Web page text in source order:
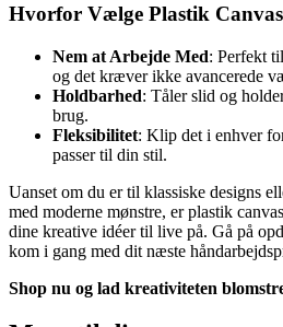
Hvorfor Vælge Plastik
Nem at Arbejde Med: Perfekt
og det kræver ikke avancerede
Holdbarhed: Tåler slid og
brug.
Fleksibilitet: Klip det i enhver
passer til din stil.
Uanset om du er til klassiske designs
med moderne mønstre, er plastik
dine kreative idéer til live på. Gå på
kom i gang med dit næste
Shop nu og lad kreativiteten